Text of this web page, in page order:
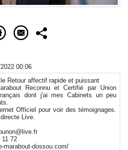
00:06
Retour affectif rapide et puissant
Reconnu et Certifié par Union
dont j'ai mes Cabinets un peu
Officiel pour voir des témoignages.
Live.
72
marabout-dossou.com/